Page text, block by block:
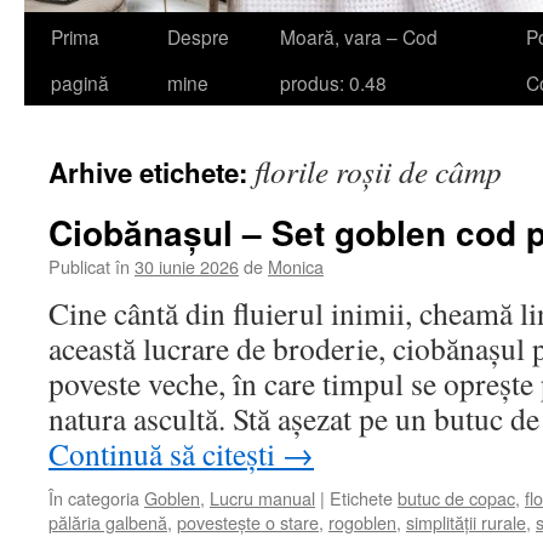
Sari
Prima
pagină
Despre
mine
Moară, vara – Cod
produs: 0.48
Arhive etichete: florile roșii de câmp
Ciobănașul – Set goblen cod
Publicat în 30 iunie 2026de Monica
Cine cântă din fluierul inimii, cheamă
această lucrare de broderie,
poveste veche, în care timpul se
natura ascultă. Stă așezat pe un butuc
Continuă să citești →
În categoria Goblen, Lucru manual | Etichetebutuc de copac,
pălăria galbenă, povestește o stare, rogoblen, simplității rurale,